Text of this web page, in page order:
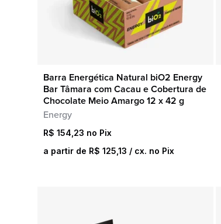
COMPRA RÁPIDA
Barra Energética Natural biO2 Energy
Bar Tâmara com Cacau e Cobertura de
Chocolate Meio Amargo 12 x 42 g
Energy
R$ 154,23
a partir de R$ 125,13 / cx. no Pix